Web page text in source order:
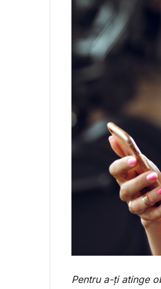
Pentru a-ți atinge